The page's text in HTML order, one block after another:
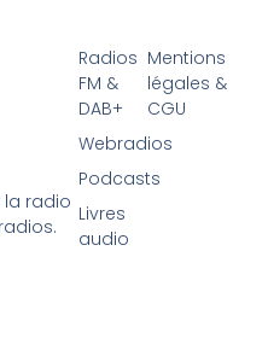
la radio
Radios
FM &
DAB+
Webradios
Podcasts
Livres
audio
Mentions
légales &
CGU